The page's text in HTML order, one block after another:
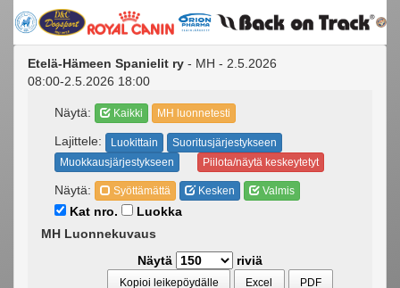
Etelä-Hämeen Spanielit ry - MH - 2.5.2026
08:00-2.5.2026 18:00
Näytä: Kaikki MH luonnetesti
Lajittele: Luokittain
Suoritusjärjestykseen
Muokkausjärjestykseen
Piilota/näytä keskeytetyt
Näytä: Syöttämättä Kesken Valmis
Kat nro.
Luokka
MH Luonnekuvaus
Näytä
riviä
Kopioi leikepöydälle Excel PDF